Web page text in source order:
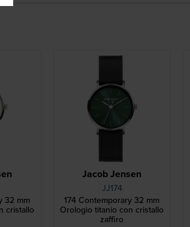
32 mm
cristallo
Jacob Jensen
JJ174
174 Contemporary 32 mm
Orologio titanio con cristallo
zaffiro